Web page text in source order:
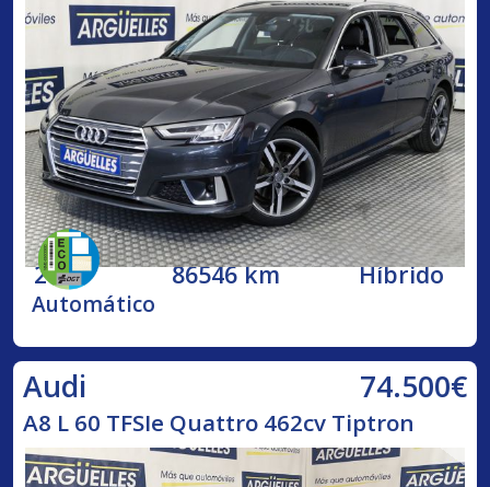
2020 86546 km Híbrido
Automático
Audi 74.500€
A8 L 60 TFSIe Quattro 462cv Tiptron